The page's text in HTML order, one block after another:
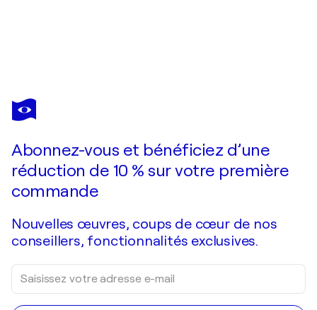
MAJA ĐOKIĆ MIHAJLOVIĆ
View of the rooftops of Jelsa
Abonnez-vous et bénéficiez d’une
réduction de 10 % sur votre première
commande
Nouvelles œuvres, coups de cœur de nos
conseillers, fonctionnalités exclusives.